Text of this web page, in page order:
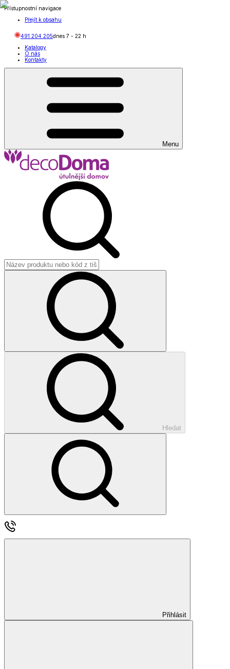
Přístupnostní navigace
Přejít k obsahu
491 204 205dnes 7 - 22 h
Katalogy
O nás
Kontakty
Menu
Hledat
Přihlásit